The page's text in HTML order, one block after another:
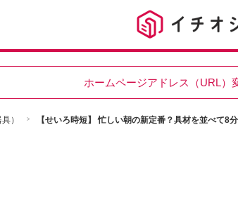
ホームページアドレス（URL）
） 【せいろ時短】 忙しい朝の新定番？具材を並べて8